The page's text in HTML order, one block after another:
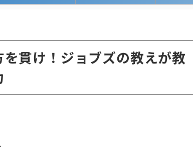
貫け！ジョブズの教えが教